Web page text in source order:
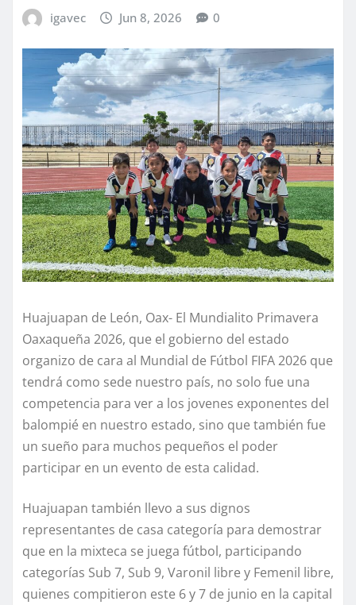
igavec Jun 8, 2026 0
Huajuapan de León, Oax- El Mundialito Primavera
Oaxaqueña 2026, que el gobierno del estado
organizo de cara al Mundial de Fútbol FIFA 2026 que
tendrá como sede nuestro país, no solo fue una
competencia para ver a los jovenes exponentes del
balompié en nuestro estado, sino que también fue
un sueño para muchos pequeños el poder
participar en un evento de esta calidad.
Huajuapan también llevo a sus dignos
representantes de casa categoría para demostrar
que en la mixteca se juega fútbol, participando
categorías Sub 7, Sub 9, Varonil libre y Femenil libre,
quienes compitieron este 6 y 7 de junio en la capital